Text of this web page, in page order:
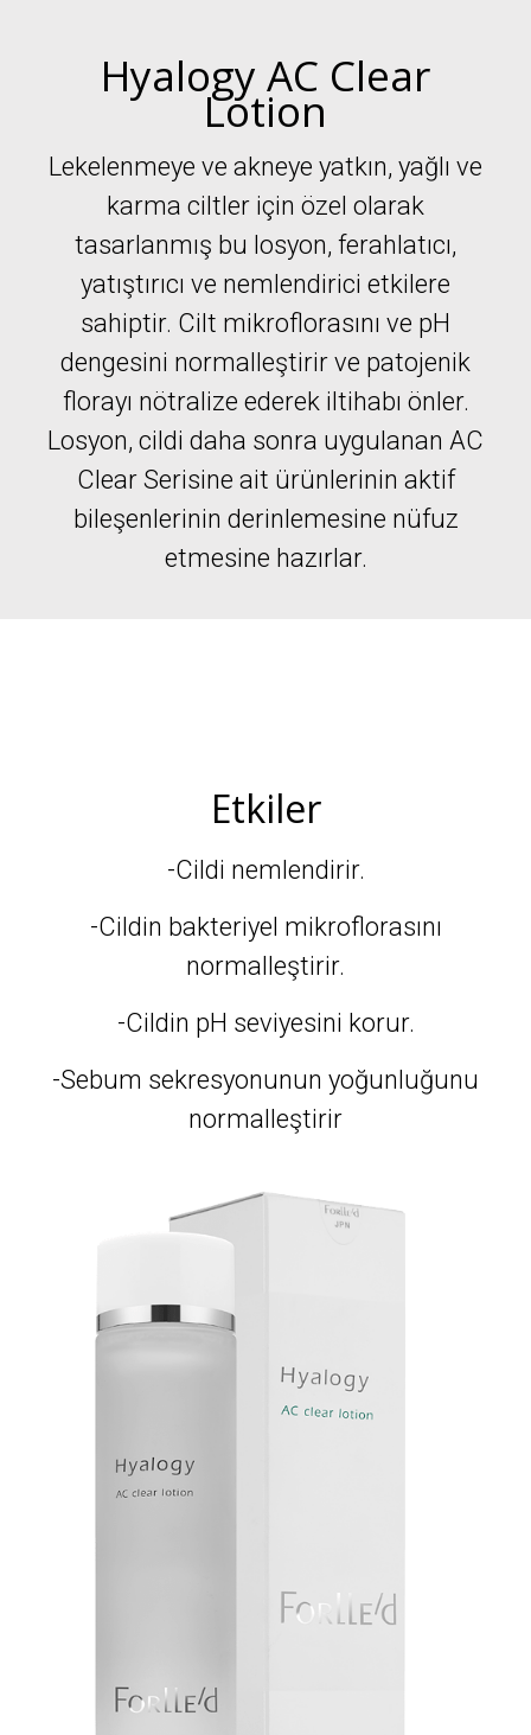
Hyalogy AC Clear
Lotion
Lekelenmeye ve akneye yatkın, yağlı ve
karma ciltler için özel olarak
tasarlanmış bu losyon, ferahlatıcı,
yatıştırıcı ve nemlendirici etkilere
sahiptir. Cilt mikroflorasını ve pH
dengesini normalleştirir ve patojenik
florayı nötralize ederek iltihabı önler.
Losyon, cildi daha sonra uygulanan AC
Clear Serisine ait ürünlerinin aktif
bileşenlerinin derinlemesine nüfuz
etmesine hazırlar.
Etkiler
-Cildi nemlendirir.
-Cildin bakteriyel mikroflorasını
normalleştirir.
-Cildin pH seviyesini korur.
-Sebum sekresyonunun yoğunluğunu
normalleştirir